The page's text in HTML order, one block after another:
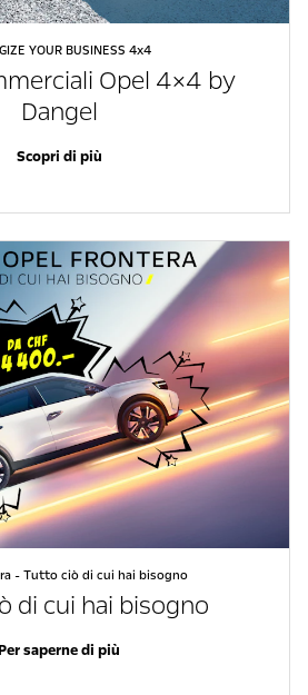
YOUR BUSINESS 4x4
Opel 4×4 by
Dangel
Scopri di più
- Tutto ciò di cui hai bisogno
di cui hai bisogno
Per saperne di più